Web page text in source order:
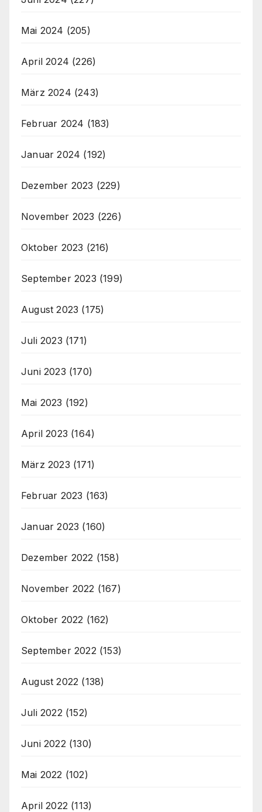
Mai 2024 (205)
April 2024 (226)
März 2024 (243)
Februar 2024 (183)
Januar 2024 (192)
Dezember 2023 (229)
November 2023 (226)
Oktober 2023 (216)
September 2023 (199)
August 2023 (175)
Juli 2023 (171)
Juni 2023 (170)
Mai 2023 (192)
April 2023 (164)
März 2023 (171)
Februar 2023 (163)
Januar 2023 (160)
Dezember 2022 (158)
November 2022 (167)
Oktober 2022 (162)
September 2022 (153)
August 2022 (138)
Juli 2022 (152)
Juni 2022 (130)
Mai 2022 (102)
April 2022 (113)